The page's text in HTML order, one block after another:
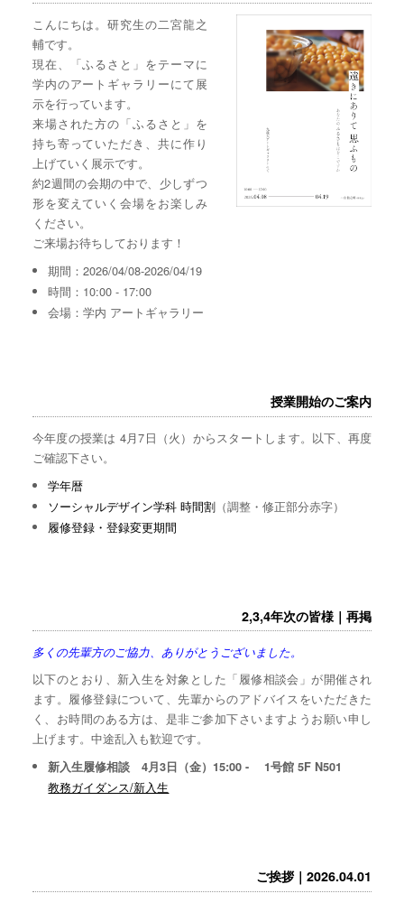
こんにちは。研究生の二宮龍之
輔です。
現在、「ふるさと」をテーマに
学内のアートギャラリーにて展
示を行っています。
来場された方の「ふるさと」を
持ち寄っていただき、共に作り
上げていく展示です。
約2週間の会期の中で、少しずつ
形を変えていく会場をお楽しみ
ください。
ご来場お待ちしております！
期間：2026/04/08-2026/04/19
時間：10:00 - 17:00
会場：学内 アートギャラリー
授業開始のご案内
今年度の授業は 4月7日（火）からスタートします。以下、再度
ご確認下さい。
学年暦
ソーシャルデザイン学科 時間割 （調整・修正部分赤字）
履修登録・登録変更期間
2,3,4年次の皆様｜再掲
多くの先輩方のご協力、ありがとうございました。
以下のとおり、新入生を対象とした「履修相談会」が開催され
ます。履修登録について、先輩からのアドバイスをいただきた
く、お時間のある方は、是非ご参加下さいますようお願い申し
上げます。中途乱入も歓迎です。
新入生履修相談 4月3日（金）15:00 - 1号館 5F N501
教務ガイダンス/新入生
ご挨拶｜2026.04.01